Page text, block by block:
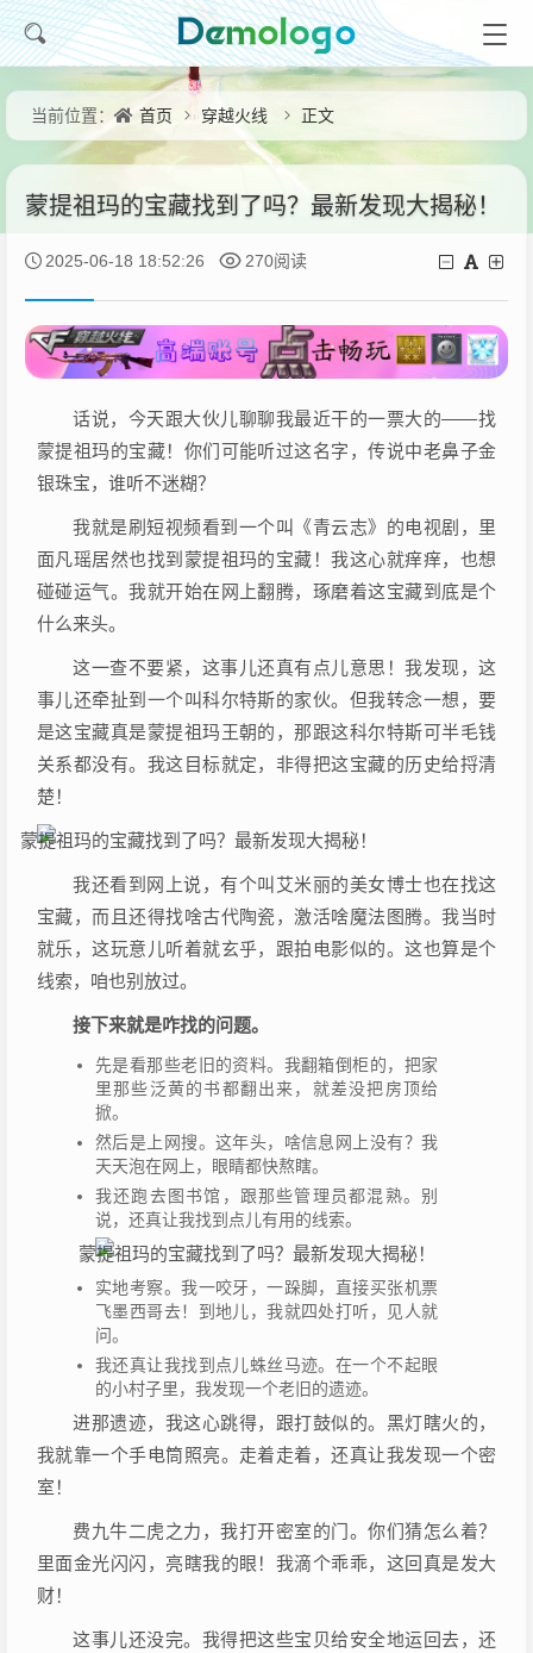
当前位置： 首页 穿越火线 正文
蒙提祖玛的宝藏找到了吗？最新发现大揭秘！
2025-06-18 18:52:26 270阅读
话说，今天跟大伙儿聊聊我最近干的一票大的——找
蒙提祖玛的宝藏！你们可能听过这名字，传说中老鼻子金
银珠宝，谁听不迷糊？
我就是刷短视频看到一个叫《青云志》的电视剧，里
面凡瑶居然也找到蒙提祖玛的宝藏！我这心就痒痒，也想
碰碰运气。我就开始在网上翻腾，琢磨着这宝藏到底是个
什么来头。
这一查不要紧，这事儿还真有点儿意思！我发现，这
事儿还牵扯到一个叫科尔特斯的家伙。但我转念一想，要
是这宝藏真是蒙提祖玛王朝的，那跟这科尔特斯可半毛钱
关系都没有。我这目标就定，非得把这宝藏的历史给捋清
楚！
我还看到网上说，有个叫艾米丽的美女博士也在找这
宝藏，而且还得找啥古代陶瓷，激活啥魔法图腾。我当时
就乐，这玩意儿听着就玄乎，跟拍电影似的。这也算是个
线索，咱也别放过。
接下来就是咋找的问题。
先是看那些老旧的资料。我翻箱倒柜的，把家
里那些泛黄的书都翻出来，就差没把房顶给
掀。
然后是上网搜。这年头，啥信息网上没有？我
天天泡在网上，眼睛都快熬瞎。
我还跑去图书馆，跟那些管理员都混熟。别
说，还真让我找到点儿有用的线索。
实地考察。我一咬牙，一跺脚，直接买张机票
飞墨西哥去！到地儿，我就四处打听，见人就
问。
我还真让我找到点儿蛛丝马迹。在一个不起眼
的小村子里，我发现一个老旧的遗迹。
进那遗迹，我这心跳得，跟打鼓似的。黑灯瞎火的，
我就靠一个手电筒照亮。走着走着，还真让我发现一个密
室！
费九牛二虎之力，我打开密室的门。你们猜怎么着？
里面金光闪闪，亮瞎我的眼！我滴个乖乖，这回真是发大
财！
这事儿还没完。我得把这些宝贝给安全地运回去，还